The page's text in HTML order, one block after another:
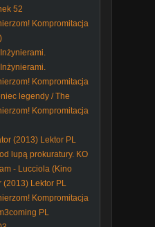
52
Kompromitacja
Kompromitacja
legendy / The
(AI)]
Kompromitacja
(2013) Lektor PL
lupą prokuratury. KO
Narodowy
- Lucciola (Kino
(2013) Lektor PL
Kompromitacja
PL